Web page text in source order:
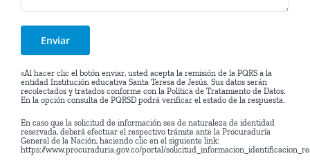
«Al hacer clic el botón enviar, usted acepta la remisión de la PQRS a la
entidad Institución educativa Santa Teresa de Jesús. Sus datos serán
recolectados y tratados conforme con la Política de Tratamiento de Datos.
En la opción consulta de PQRSD podrá verificar el estado de la respuesta.
En caso que la solicitud de información sea de naturaleza de identidad
reservada, deberá efectuar el respectivo trámite ante la Procuraduría
General de la Nación, haciendo clic en el siguiente link:
https://www.procuraduria.gov.co/portal/